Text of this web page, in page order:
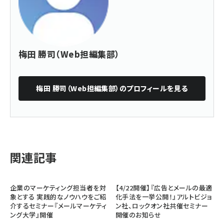
梅田 勝司（Web担編集部）
梅田 勝司（Web担編集部） のプロフィールを見る
関連記事
企業のマーケティング担当者を対
象とする 実践的なノウハウをご紹
介するセミナー『メールマーケティ
ング大学』開催
【4/22開催】『広告とメールの最適
化手法を一挙公開！』アルトビジョ
ン社、ロックオン社共催セミナー
開催のお知らせ